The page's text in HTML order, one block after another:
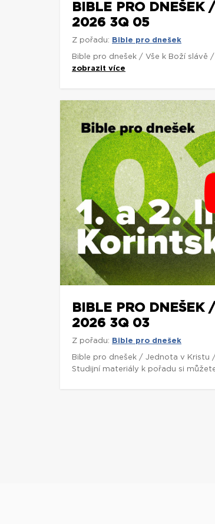
BIBLE PRO DNEŠEK
2026 3Q 05
Z pořadu: Bible pro dnešek
Bible pro dnešek / Vše k Boží slávě
zobrazit více
BIBLE PRO
2026 3Q 03
Z pořadu: Bible pro dnešek
Bible pro dnešek / Jednota v Kristu
Studijní materiály k pořadu si